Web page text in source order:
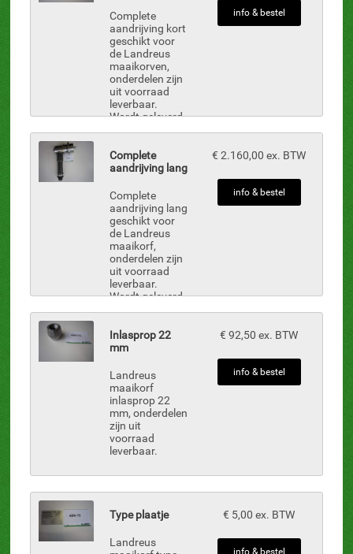
Complete
aandrijving kort
geschikt voor
de Landreus
maaikorven,
onderdelen zijn
uit voorraad
leverbaar.
Wordt geleverd
8,
Koppelingshelft
Koppelingshuis
...
info & bestel
Complete
aandrijving lang
Complete
aandrijving lang
geschikt voor
de Landreus
maaikorf,
onderdelen zijn
uit voorraad
leverbaar.
Wordt geleverd
8,
Koppelingshelft
Koppelingshuis
...
€ 2.160,00 ex. BTW
info & bestel
Inlasprop 22
mm
Landreus
maaikorf
inlasprop 22
mm, onderdelen
zijn uit
voorraad
leverbaar.
€ 92,50 ex. BTW
info & bestel
Type plaatje
Landreus
€ 5,00 ex. BTW
info & bestel